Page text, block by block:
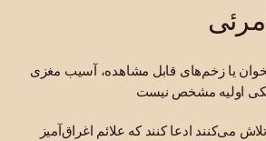
یا زخم‌های قابل مشاهده، آسیب مغزی
می‌کنند ادعا کنند که علائم اغراق‌آمیز